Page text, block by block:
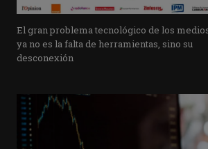
El gran problema tecnológico de los
ya no es la falta de herramientas, sino su
desconexión